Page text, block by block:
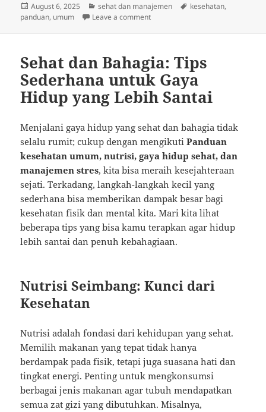
Posted
on
August 6, 2025 Categories
sehat dan manajemen Tags
kesehatan,
panduan, umum Leave a commenton Hidup Sehat dan Bahagia:
Sehat dan Bahagia: Tips
Sederhana untuk Gaya
Hidup yang Lebih Santai
Menjalani gaya hidup yang sehat dan bahagia tidak
selalu rumit; cukup dengan mengikutiPanduan
kesehatan umum, nutrisi, gaya hidup sehat, dan
manajemen stres, kita bisa meraih kesejahteraan
sejati. Terkadang, langkah-langkah kecil yang
sederhana bisa memberikan dampak besar bagi
kesehatan fisik dan mental kita. Mari kita lihat
beberapa tips yang bisa kamu terapkan agar hidup
lebih santai dan penuh kebahagiaan.
Nutrisi Seimbang: Kunci dari
Kesehatan
Nutrisi adalah fondasi dari kehidupan yang sehat.
Memilih makanan yang tepat tidak hanya
berdampak pada fisik, tetapi juga suasana hati dan
tingkat energi. Penting untuk mengkonsumsi
berbagai jenis makanan agar tubuh mendapatkan
semua zat gizi yang dibutuhkan. Misalnya,